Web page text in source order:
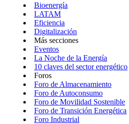
Bioenergía
LATAM
Eficiencia
Digitalización
Más secciones
Eventos
La Noche de la Energía
10 claves del sector energético
Foros
Foro de Almacenamiento
Foro de Autoconsumo
Foro de Movilidad Sostenible
Foro de Transición Energética
Foro Industrial